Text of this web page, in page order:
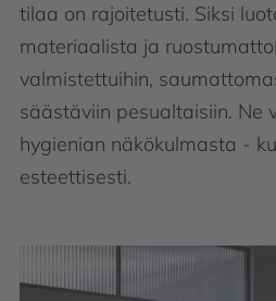
tilaa on rajoitetusti. Siksi
materiaalista ja
valmistettuihin,
säästäviin pesualtaisiin. Ne
hygienian näkökulmasta -
esteettisesti.